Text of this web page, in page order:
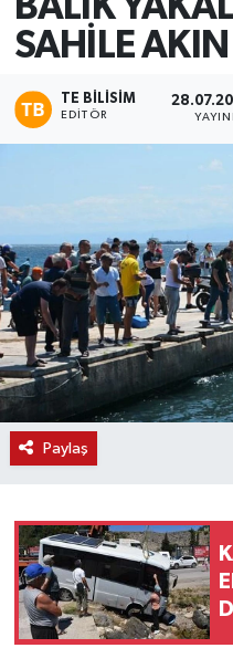
SAHİLE AKIN
TE BILISIM
EDITÖR
Paylaş